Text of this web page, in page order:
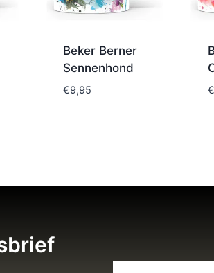
Beker Berner
Sennenhond
€9,95 €